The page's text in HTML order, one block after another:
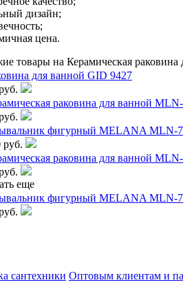
дизайн;
цена.
товары на Керамическая
для ванной GID 9427
раковина для ванной
фигурный MELANA MLN-
руб.
раковина для ванной
еще
фигурный MELANA MLN-
сантехники Оптовым клиентам и